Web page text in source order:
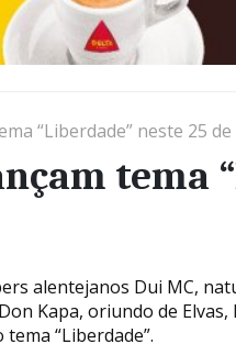
“Liberdade” neste 25
tema
alentejanos Dui MC,
Kapa, oriundo de
tema “Liberdade”.